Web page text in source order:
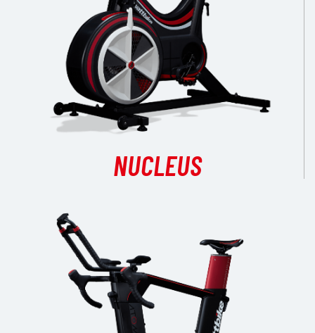
NUCLEUS